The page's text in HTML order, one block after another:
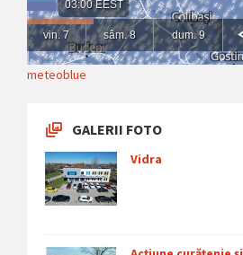
meteoblue
GALERII FOTO
Vidra